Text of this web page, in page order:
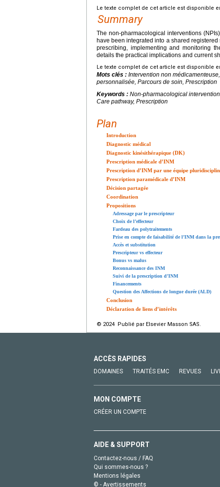
Le texte complet de cet article est disponible
Summary
The non-pharmacological interventions
have been integrated into a shared
prescribing, implementing and monitoring
details the practical implications and current
Le texte complet de cet article est disponible
Mots clés : Intervention non
personnalisée, Parcours de soin, Prescription
Keywords : Non-pharmacological
Care pathway, Prescription
Plan
Introduction
Diagnostic médical
Diagnostic kinésithérapique (DK)
Prescription médicale d’INM
Prescription d’INM par une équipe
Prescription paramédicale d’INM
Décision partagée
Coordination
Propositions
Adressage par le prescripteur
Choix de l’effecteur
Fardeau des polytraitements
Prise en compte de faisabilité de l’INM dans la
Accès et substitution
Prescripteur vs effecteur
Bonus vs malus
Reconnaissance des INM
Suivi de la prescription d’INM
Financements
Question des Affections de longue durée (ALD)
Conclusion
Déclaration de liens d’intérêts
© 2024 Publié par Elsevier Masson SAS.
ACCÈS RAPIDES
DOMAINES TRAITÉS EMC REVUES
MON COMPTE
CRÉER UN COMPTE
AIDE & SUPPORT
Contactez-nous / FAQ
Qui sommes-nous ?
Mentions légales
© - Avertissements